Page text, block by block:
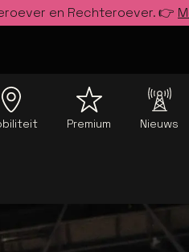
en Rechteroever. 👉
Premium Nieuws